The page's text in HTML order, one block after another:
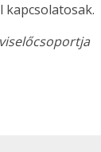
kapcsolatosak.